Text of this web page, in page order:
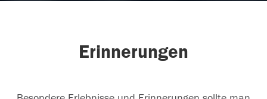
Erinnerungen